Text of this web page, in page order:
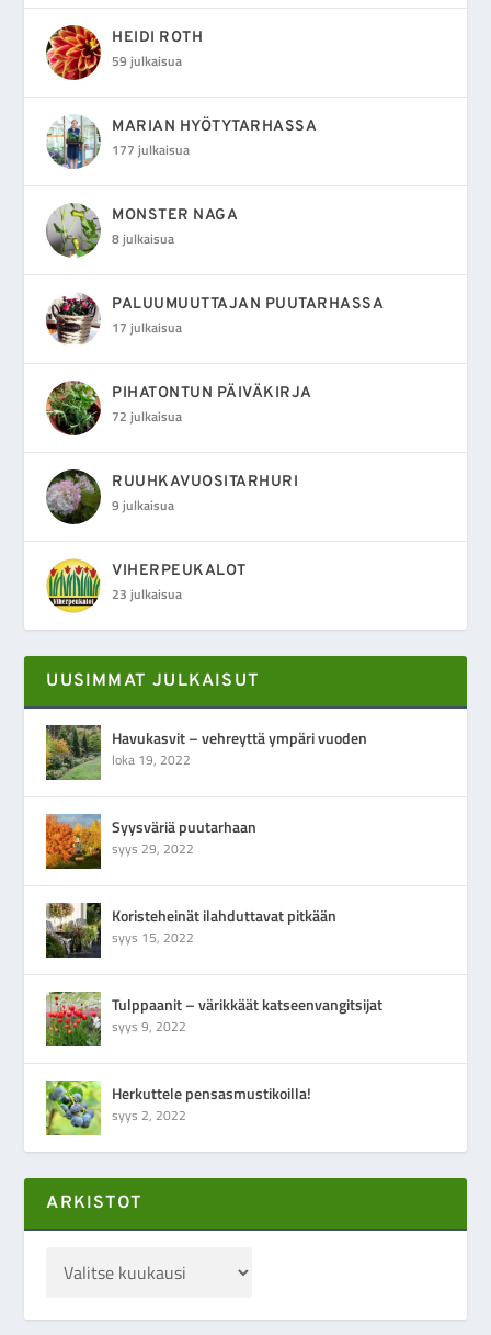
HEIDI ROTH
59 julkaisua
MARIAN HYÖTYTARHASSA
177 julkaisua
MONSTER NAGA
8 julkaisua
PALUUMUUTTAJAN PUUTARHASSA
17 julkaisua
PIHATONTUN PÄIVÄKIRJA
72 julkaisua
RUUHKAVUOSITARHURI
9 julkaisua
VIHERPEUKALOT
23 julkaisua
UUSIMMAT JULKAISUT
Havukasvit – vehreyttä ympäri vuoden
loka 19, 2022
Syysväriä puutarhaan
syys 29, 2022
Koristeheinät ilahduttavat pitkään
syys 15, 2022
Tulppaanit – värikkäät katseenvangitsijat
syys 9, 2022
Herkuttele pensasmustikoilla!
syys 2, 2022
ARKISTOT